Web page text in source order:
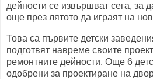
дейности се извършват сега, за
още през лятото да играят на
Това са първите детски
подготвят навреме своите
ремонтните дейности. Още 6
одобрени за проектиране на